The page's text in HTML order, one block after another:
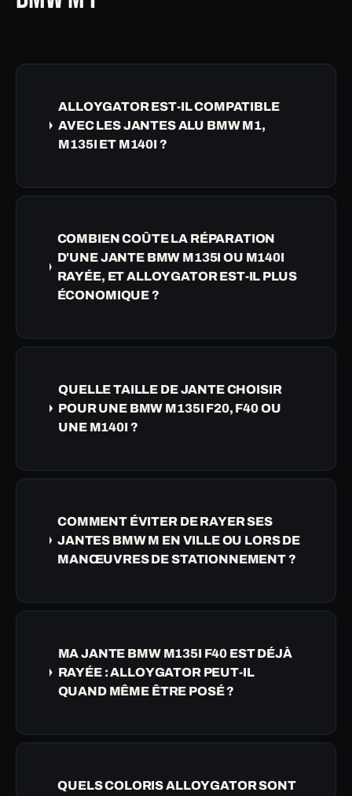
ALLOYGATOR EST-IL COMPATIBLE
AVEC LES JANTES ALU BMW M1,
M135I ET M140I ?
COMBIEN COÛTE LA RÉPARATION
D'UNE JANTE BMW M135I OU M140I
RAYÉE, ET ALLOYGATOR EST-IL PLUS
ÉCONOMIQUE ?
QUELLE TAILLE DE JANTE CHOISIR
POUR UNE BMW M135I F20, F40 OU
UNE M140I ?
COMMENT ÉVITER DE RAYER SES
JANTES BMW M EN VILLE OU LORS DE
MANŒUVRES DE STATIONNEMENT ?
MA JANTE BMW M135I F40 EST DÉJÀ
RAYÉE : ALLOYGATOR PEUT-IL
QUAND MÊME ÊTRE POSÉ ?
QUELS COLORIS ALLOYGATOR SONT